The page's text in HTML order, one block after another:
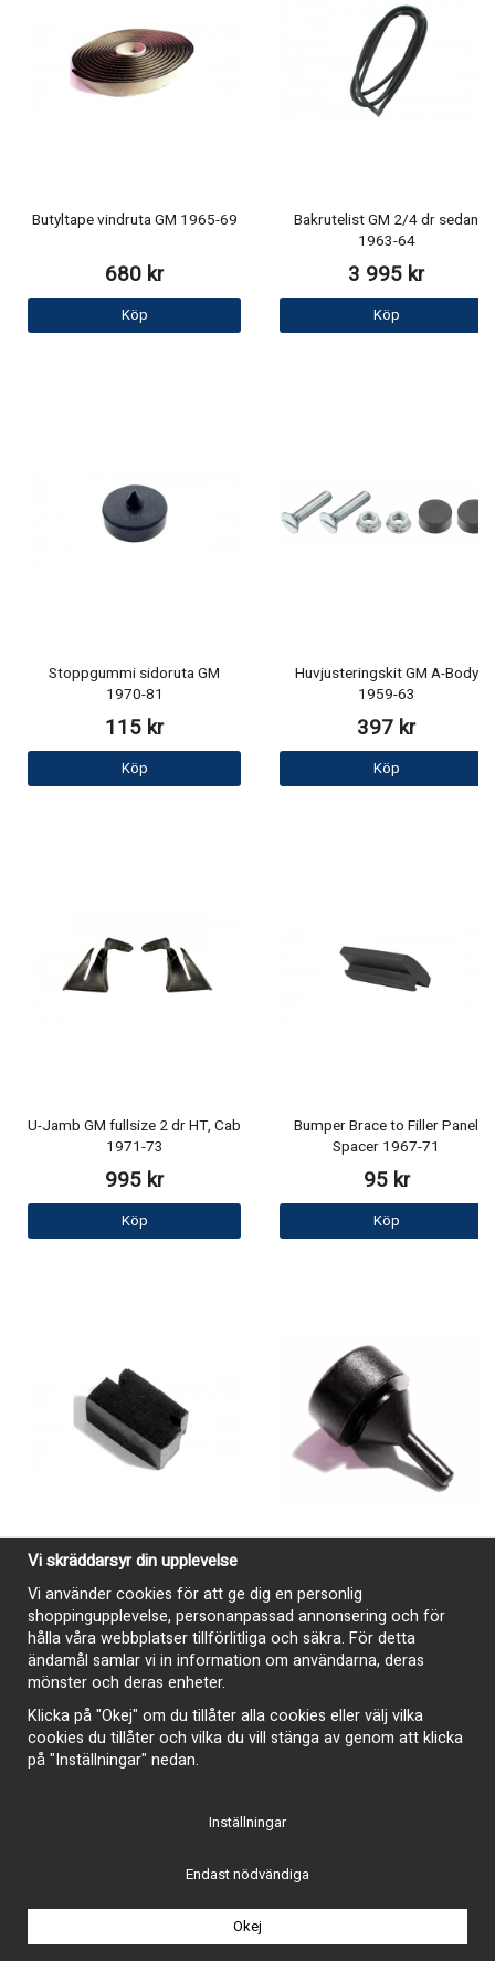
Butyltape vindruta GM 1965-69
680 kr
Köp
Bakrutelist GM 2/4 dr sedan
1963-64
3 995 kr
Köp
Stoppgummi sidoruta GM
1970-81
115 kr
Köp
Huvjusteringskit GM A-Body
1959-63
397 kr
Köp
U-Jamb GM fullsize 2 dr HT, Cab
1971-73
995 kr
Köp
Bumper Brace to Filler Panel
Spacer 1967-71
95 kr
Köp
69
95 kr
Köp
Buick 1968-1972
105 kr
Köp
Vi skräddarsyr din upplevelse
Vi använder cookies för att ge dig en personlig
shoppingupplevelse, personanpassad annonsering och för
hålla våra webbplatser tillförlitliga och säkra. För detta
ändamål samlar vi in information om användarna, deras
mönster och deras enheter.
Klicka på "Okej" om du tillåter alla cookies eller välj vilka
cookies du tillåter och vilka du vill stänga av genom att klicka
på "Inställningar" nedan.
Inställningar
Endast nödvändiga
Okej